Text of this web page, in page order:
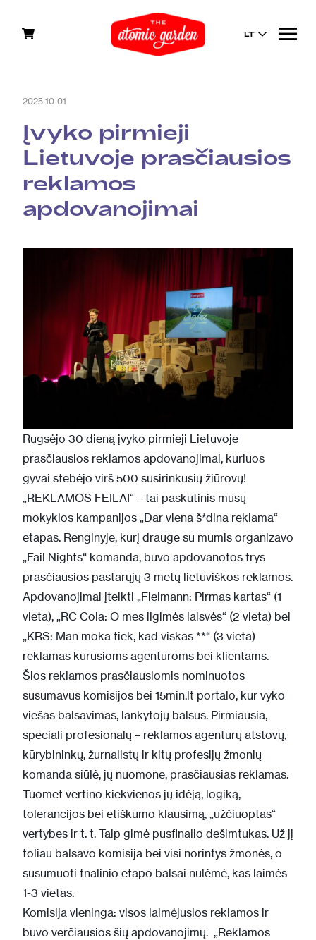
LT
2025-10-01
Įvyko pirmieji
Lietuvoje prasčiausios
reklamos
apdovanojimai
Rugsėjo 30 dieną įvyko pirmieji Lietuvoje
prasčiausios reklamos apdovanojimai, kuriuos
gyvai stebėjo virš 500 susirinkusių žiūrovų!
„REKLAMOS FEILAI“ – tai paskutinis mūsų
mokyklos kampanijos „Dar viena š*dina reklama“
etapas. Renginyje, kurį drauge su mumis organizavo
„Fail Nights“ komanda, buvo apdovanotos trys
prasčiausios pastarųjų 3 metų lietuviškos reklamos.
Apdovanojimai įteikti „Fielmann: Pirmas kartas“ (1
vieta), „RC Cola: O mes ilgimės laisvės“ (2 vieta) bei
„KRS: Man moka tiek, kad viskas **“ (3 vieta)
reklamas kūrusioms agentūroms bei klientams.
Šios reklamos prasčiausiomis nominuotos
susumavus komisijos bei 15min.lt portalo, kur vyko
viešas balsavimas, lankytojų balsus. Pirmiausia,
speciali profesionalų – reklamos agentūrų atstovų,
kūrybininkų, žurnalistų ir kitų profesijų žmonių
komanda siūlė, jų nuomone, prasčiausias reklamas.
Tuomet vertino kiekvienos jų idėją, logiką,
tolerancijos bei etiškumo klausimą, „užčiuoptas“
vertybes ir t. t. Taip gimė pusfinalio dešimtukas. Už jį
toliau balsavo komisija bei visi norintys žmonės, o
susumuoti fnalinio etapo balsai nulėmė, kas laimės
1-3 vietas.
Komisija vieninga: visos laimėjusios reklamos ir
buvo verčiausios šių apdovanojimų. „Reklamos